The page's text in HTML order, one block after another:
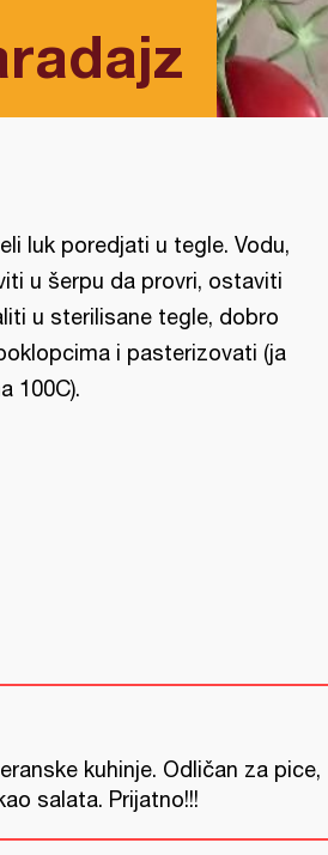
luk poredjati u tegle. Vodu,
u šerpu da provri, ostaviti
u sterilisane tegle, dobro
i pasterizovati (ja
100C).
kuhinje. Odličan za pice,
salata. Prijatno!!!